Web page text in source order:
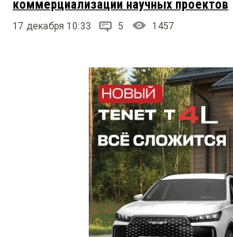
коммерциализации научных проектов
17 декабря 10:33 5 1457